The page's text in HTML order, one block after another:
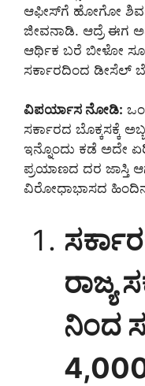
ಆಫೀಸ್‌ಗೆ ಹೋಗೋ
ಜೀವನಾಡಿ. ಆದ್ರೆ ಈಗ
ಆರ್ಥಿಕ ಬರೆ ಬೀಳೋ
ಸರ್ಕಾರದಿಂದ ಡೀಸೆಲ್
ವಿಪರ್ಯಾಸ ನೋಡಿ:
ಸರ್ಕಾರದ ಬೊಕ್ಕಸಕ್ಕೆ
ಇನ್ನೊಂದು ಕಡೆ ಅದೇ
ಪ್ರಯಾಣದ ದರ ಜಾಸ್ತಿ
ವಿರೋಧಾಭಾಸದ
ರಾಜ್ಯ
ನಿಂದ